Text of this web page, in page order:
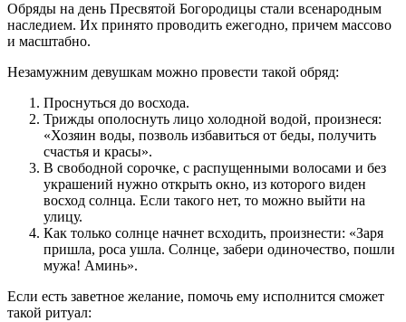
Обряды на день Пресвятой Богородицы стали всенародным
наследием. Их принято проводить ежегодно, причем массово
и масштабно.
Незамужним девушкам можно провести такой обряд:
Проснуться до восхода.
Трижды ополоснуть лицо холодной водой, произнеся:
«Хозяин воды, позволь избавиться от беды, получить
счастья и красы».
В свободной сорочке, с распущенными волосами и без
украшений нужно открыть окно, из которого виден
восход солнца. Если такого нет, то можно выйти на
улицу.
Как только солнце начнет всходить, произнести: «Заря
пришла, роса ушла. Солнце, забери одиночество, пошли
мужа! Аминь».
Если есть заветное желание, помочь ему исполнится сможет
такой ритуал: